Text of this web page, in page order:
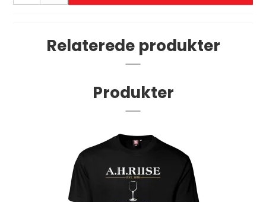
Relaterede produkter
Produkter